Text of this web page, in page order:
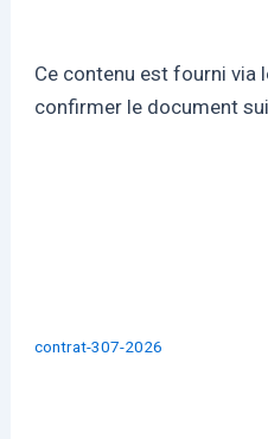
Ce contenu est fourni via
confirmer le document
contrat-307-2026